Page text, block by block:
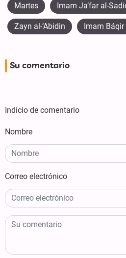
Martes Imam Ja’far al-
Zayn al-‘Abidin Imam Báqir
Su comentario
Indicio de comentario
Nombre
Correo electrónico